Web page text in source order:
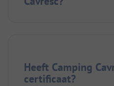
Heeft Camping
certificaat?